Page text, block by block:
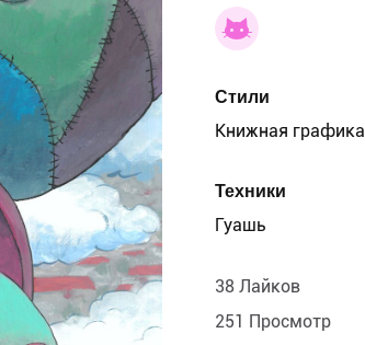
Стили
Книжная графика
Техники
Гуашь
38 Лайков
251 Просмотр